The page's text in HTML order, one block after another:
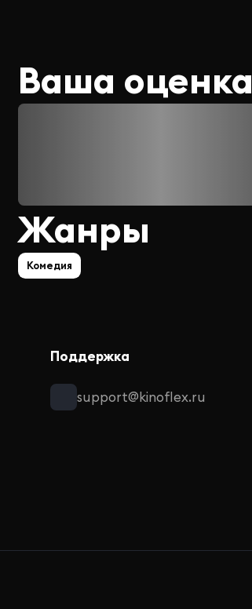
Ваша оценка
Жанры
Комедия
Поддержка
support@kinoflex.ru